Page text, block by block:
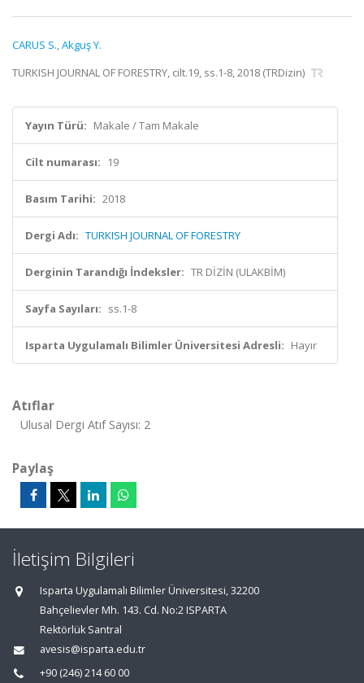
CARUS S.,Akguş Y.
TURKISH JOURNAL OF FORESTRY, cilt.19, ss.1-8, 2018 (TRDizin)
Yayın Türü: Makale / Tam Makale
Cilt numarası: 19
Basım Tarihi: 2018
Dergi Adı: TURKISH JOURNAL OF FORESTRY
Derginin Tarandığı İndeksler: TR DİZİN (ULAKBİM)
Sayfa Sayıları: ss.1-8
Isparta Uygulamalı Bilimler Üniversitesi Adresli: Hayır
Atıflar
Ulusal Dergi Atıf Sayısı: 2
Paylaş
İletişim Bilgileri
Isparta Uygulamalı Bilimler Üniversitesi, 32200
Bahçelievler Mh. 143. Cd. No:2 ISPARTA
Rektörlük Santral
avesis@isparta.edu.tr
+90 (246) 214 60 00